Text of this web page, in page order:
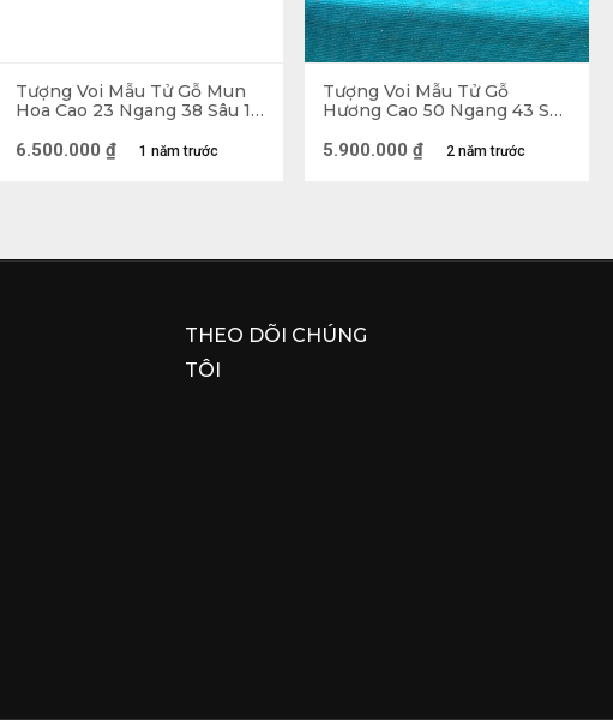
Tượng Voi Mẫu Tử Gỗ Mun
Hoa Cao 23 Ngang 38 Sâu 16
1 năm trước
6.500.000 ₫
Tượng Voi Mẫu Tử Gỗ
Hương Cao 50 Ngang 43 Sâu
2 năm trước
5.900.000 ₫
THEO DÕI CHÚNG
TÔI